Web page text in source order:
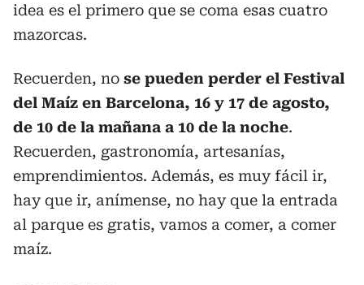
idea es el primero que se coma esas cuatro
mazorcas.
Recuerden, no se pueden perder el Festival
del Maíz en Barcelona, 16 y 17 de agosto,
de 10 de la mañana a 10 de la noche.
Recuerden, gastronomía, artesanías,
emprendimientos. Además, es muy fácil ir,
hay que ir, anímense, no hay que la entrada
al parque es gratis, vamos a comer, a comer
maíz.